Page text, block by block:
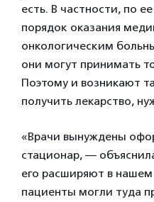
есть. В частности, по
порядок оказания
онкологическим
они могут принимать
Поэтому и возникают
получить лекарство,
«Врачи вынуждены
стационар, —
его расширяют в
пациенты могли туда